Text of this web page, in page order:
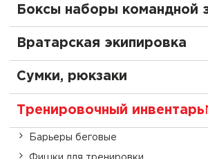
Боксы наборы командной
Вратарская экипировка
Сумки, рюкзаки
Тренировочный инвентарь
Барьеры беговые